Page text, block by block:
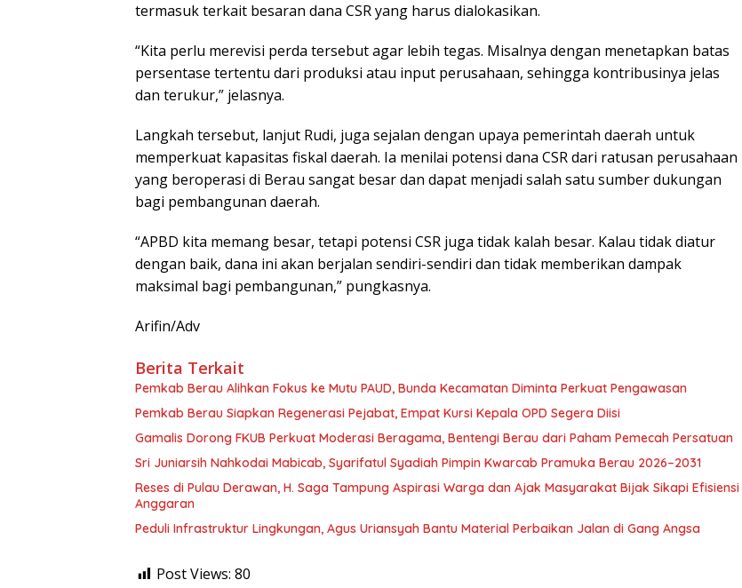
termasuk terkait besaran dana CSR yang harus dialokasikan.
“Kita perlu merevisi perda tersebut agar lebih tegas. Misalnya dengan menetapkan batas
persentase tertentu dari produksi atau input perusahaan, sehingga kontribusinya jelas
dan terukur,” jelasnya.
Langkah tersebut, lanjut Rudi, juga sejalan dengan upaya pemerintah daerah untuk
memperkuat kapasitas fiskal daerah. Ia menilai potensi dana CSR dari ratusan perusahaan
yang beroperasi di Berau sangat besar dan dapat menjadi salah satu sumber dukungan
bagi pembangunan daerah.
“APBD kita memang besar, tetapi potensi CSR juga tidak kalah besar. Kalau tidak diatur
dengan baik, dana ini akan berjalan sendiri-sendiri dan tidak memberikan dampak
maksimal bagi pembangunan,” pungkasnya.
Arifin/Adv
Berita Terkait
Pemkab Berau Alihkan Fokus ke Mutu PAUD, Bunda Kecamatan Diminta Perkuat Pengawasan
Pemkab Berau Siapkan Regenerasi Pejabat, Empat Kursi Kepala OPD Segera Diisi
Gamalis Dorong FKUB Perkuat Moderasi Beragama, Bentengi Berau dari Paham Pemecah Persatuan
Sri Juniarsih Nahkodai Mabicab, Syarifatul Syadiah Pimpin Kwarcab Pramuka Berau 2026–2031
Reses di Pulau Derawan, H. Saga Tampung Aspirasi Warga dan Ajak Masyarakat Bijak Sikapi Efisiensi
Anggaran
Peduli Infrastruktur Lingkungan, Agus Uriansyah Bantu Material Perbaikan Jalan di Gang Angsa
Post Views: 80